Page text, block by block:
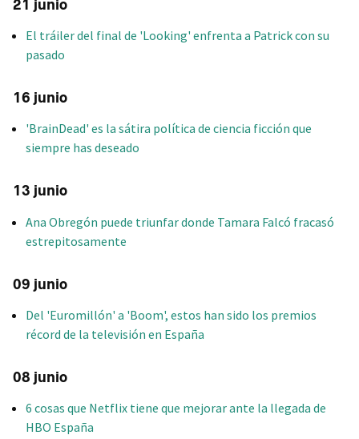
21 junio
El tráiler del final de 'Looking' enfrenta a Patrick con su
pasado
16 junio
'BrainDead' es la sátira política de ciencia ficción que
siempre has deseado
13 junio
Ana Obregón puede triunfar donde Tamara Falcó fracasó
estrepitosamente
09 junio
Del 'Euromillón' a 'Boom', estos han sido los premios
récord de la televisión en España
08 junio
6 cosas que Netflix tiene que mejorar ante la llegada de
HBO España